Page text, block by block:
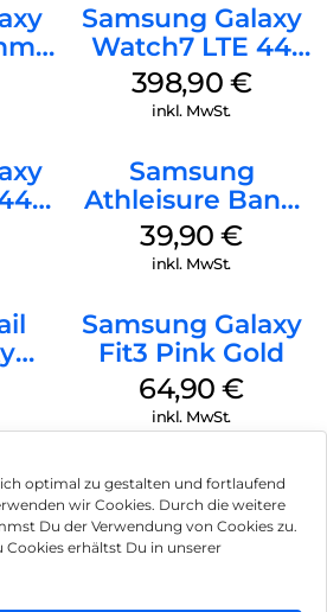
optimal zu gestalten und fortlaufend
wir Cookies. Durch die weitere
Du der Verwendung von Cookies zu.
erhältst Du in unserer
Samsung Galaxy
Watch7 LTE 44
mm Silver
398,90 €
inkl. MwSt.
Samsung
Athleisure Band
M/L Galaxy
Watch7 Silver
39,90€
inkl. MwSt.
Samsung Galaxy
Fit3 Pink Gold
64,90€
inkl. MwSt.